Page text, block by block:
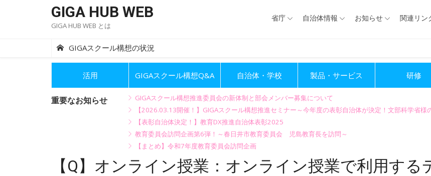
GIGA HUB WEB
GIGA HUB WEB とは
省庁 自治体情報 お知らせ 関連リン
GIGAスクール構想の状況
活用 GIGAスクール構想Q&A 自治体・学校 製品・サービス 研修
重要なお知らせ
GIGAスクール構想推進委員会の新体制と部会メンバー募集について
【2026.03.13開催！】GIGAスクール構想推進セミナー～今年度の表彰自治体が決定！文部科学省様
【表彰自治体決定！】教育DX推進自治体表彰2025
教育委員会訪問企画第6弾！～春日井市教育委員会 児島教育長を訪問～
【まとめ】令和7年度教育委員会訪問企画
【Q】オンライン授業：オンライン授業で利用する